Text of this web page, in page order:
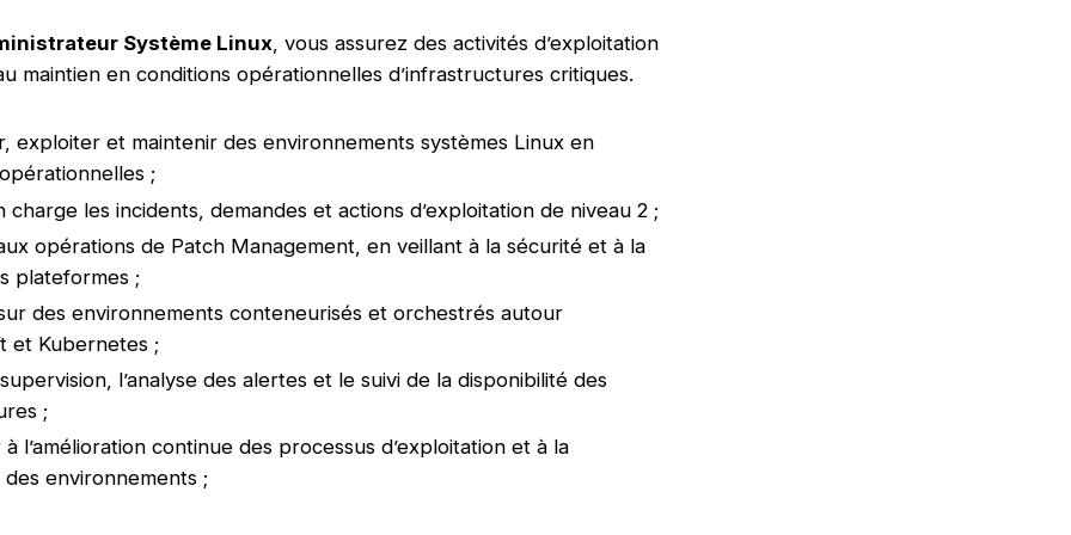
Système Linux, vous assurez des activités d’exploitation
maintien en conditions opérationnelles d’infrastructures critiques.
exploiter et maintenir des environnements systèmes Linux en
;
charge les incidents, demandes et actions d’exploitation de niveau 2 ;
opérations de Patch Management, en veillant à la sécurité et à la
plateformes ;
des environnements conteneurisés et orchestrés autour
et Kubernetes ;
l’analyse des alertes et le suivi de la disponibilité des
;
l’amélioration continue des processus d’exploitation et à la
des environnements ;